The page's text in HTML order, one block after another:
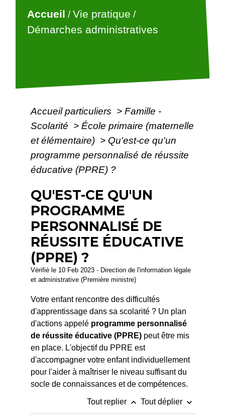
Accueil /Vie pratique /
Démarches administratives
Accueil particuliers > Famille -
Scolarité > École primaire (maternelle
et élémentaire) > Qu'est-ce qu'un
programme personnalisé de réussite
éducative (PPRE) ?
QU'EST-CE QU'UN
PROGRAMME
PERSONNALISÉ DE
RÉUSSITE ÉDUCATIVE
(PPRE) ?
Vérifié le 10 Feb 2023 - Direction de l'information légale
et administrative (Première ministre)
Votre enfant rencontre des difficultés
d'apprentissage dans sa scolarité ? Un plan
d'actions appelé programme personnalisé
de réussite éducative (PPRE) peut être mis
en place. L'objectif du PPRE est
d'accompagner votre enfant individuellement
pour l'aider à maîtriser le niveau suffisant du
socle de connaissances et de compétences.
Tout replier keyboard_arrow_up Tout déplier keyboard_arrow_down